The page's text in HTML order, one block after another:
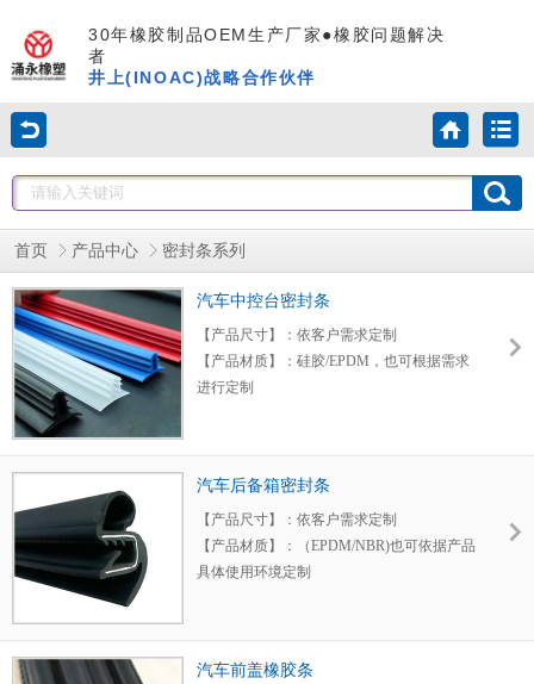
30年橡胶制品OEM生产厂家●橡胶问题解决
者
井上(INOAC)战略合作伙伴
首页 产品中心 密封条系列
汽车中控台密封条
【产品尺寸】：依客户需求定制
【产品材质】：硅胶/EPDM，也可根据需求
进行定制
【应用领域】：汽车中控台/汽车门窗等密封
领域，有效延长其使用寿命等作用，质量可
靠。
汽车后备箱密封条
【产品尺寸】：依客户需求定制
【产品材质】：（EPDM/NBR)也可依据产品
具体使用环境定制
【应用领域】：汽车门窗密封领域，具有减
汽车前盖橡胶条